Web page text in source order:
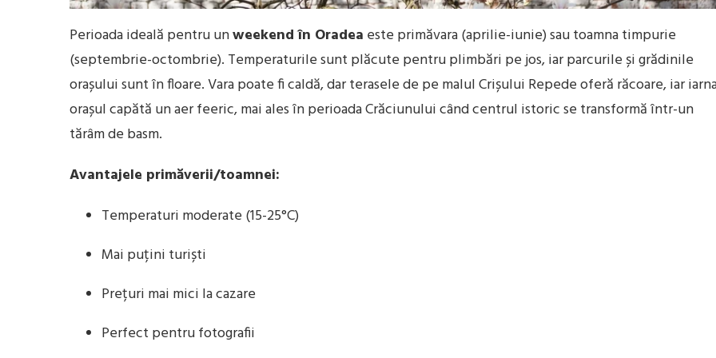
Perioada ideală pentru unweekend în Oradea este primăvara (aprilie-iunie) sau toamna timpurie
(septembrie-octombrie). Temperaturile sunt plăcute pentru plimbări pe jos, iar parcurile și grădinile
orașului sunt în floare. Vara poate fi caldă, dar terasele de pe malul Crișului Repede oferă răcoare, iar
orașul capătă un aer feeric, mai ales în perioada Crăciunului când centrul istoric se transformă într-un
tărâm de basm.
Avantajele primăverii/toamnei:
Temperaturi moderate (15-25°C)
Mai puțini turiști
Prețuri mai mici la cazare
Perfect pentru fotografii